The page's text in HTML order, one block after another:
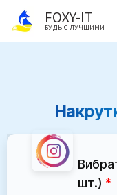
FOXY-IT
БУДЬ С ЛУЧШИМИ
шт.)